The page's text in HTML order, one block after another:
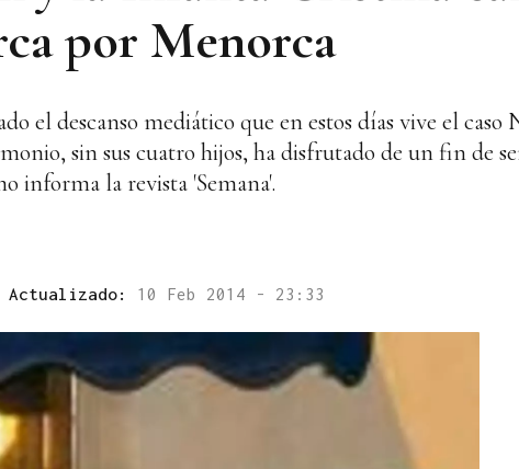
por Menorca
el descanso mediático que en estos días vive el caso
sin sus cuatro hijos, ha disfrutado de un fin de
informa la revista 'Semana'.
Actualizado: 10 Feb 2014 - 23:33